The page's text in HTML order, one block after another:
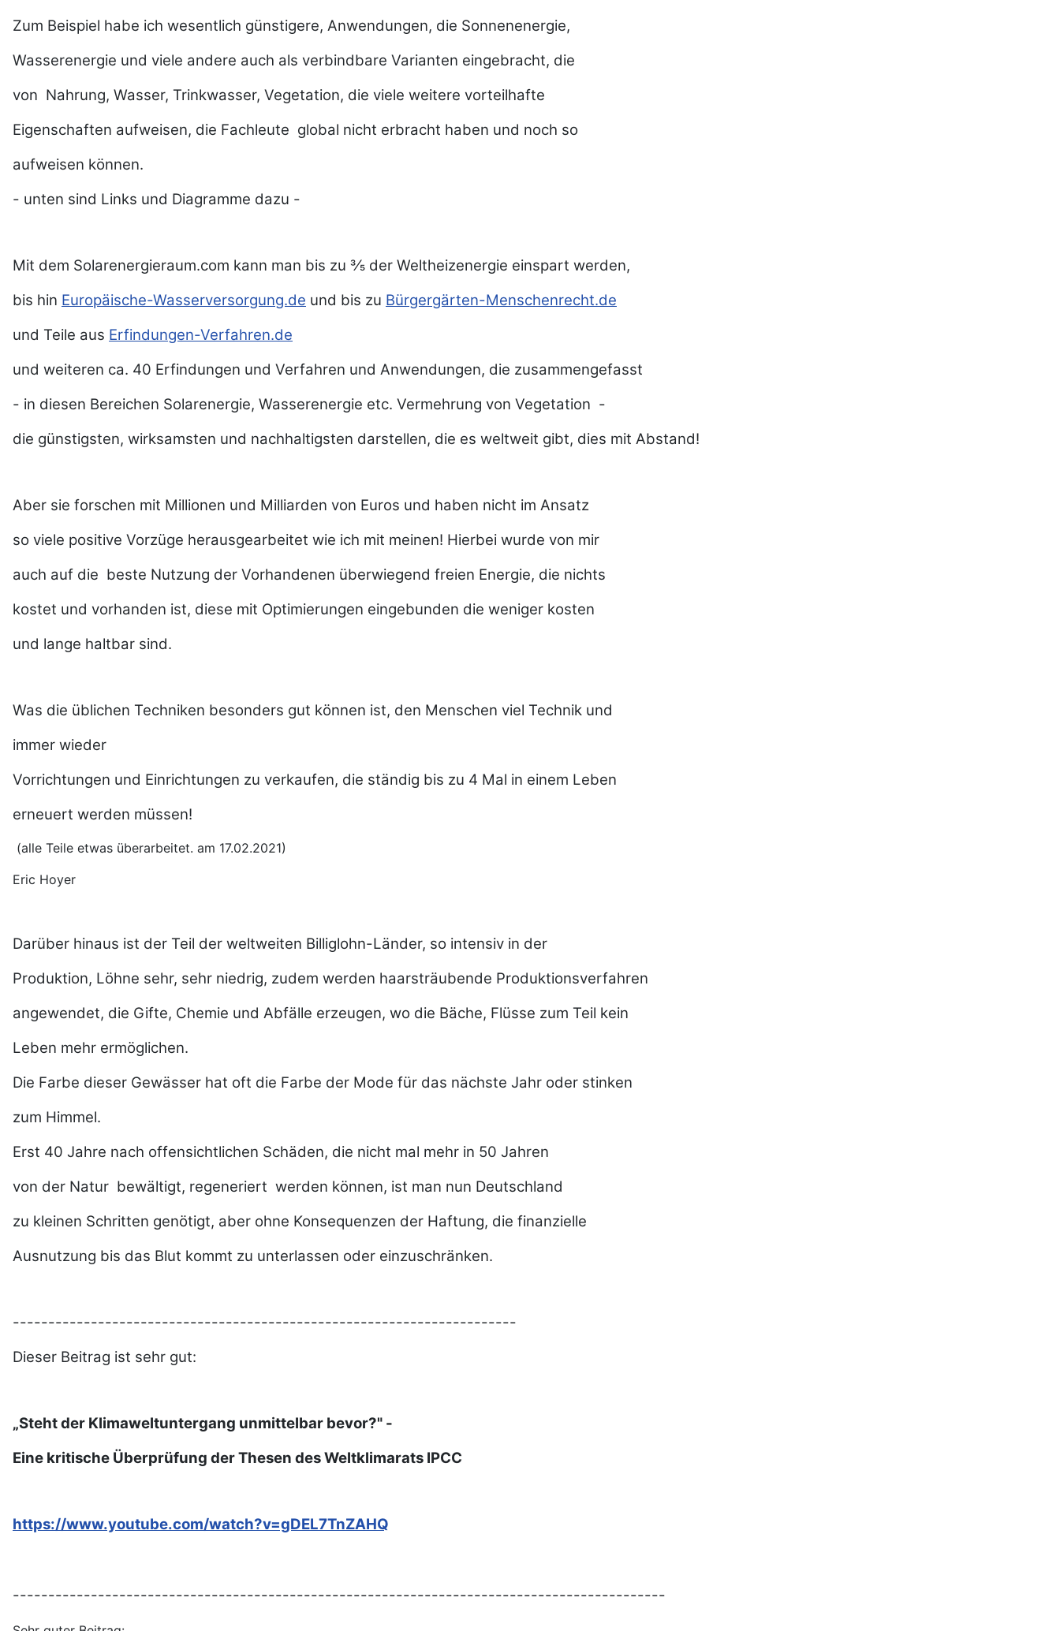
Zum Beispiel habe ich wesentlich günstigere, Anwendungen, die Sonnenenergie,
Wasserenergie und viele andere auch als verbindbare Varianten eingebracht, die
von Nahrung, Wasser, Trinkwasser, Vegetation, die viele weitere vorteilhafte
Eigenschaften aufweisen, die Fachleute global nicht erbracht haben und noch so
aufweisen können.
- unten sind Links und Diagramme dazu -
Mit dem Solarenergieraum.com kann man bis zu 3⁄5 der Weltheizenergie einspart werden,
bis hin Europäische-Wasserversorgung.de und bis zu Bürgergärten-Menschenrecht.de
und Teile aus Erfindungen-Verfahren.de
und weiteren ca. 40 Erfindungen und Verfahren und Anwendungen, die zusammengefasst
- in diesen Bereichen Solarenergie, Wasserenergie etc. Vermehrung von Vegetation -
die günstigsten, wirksamsten und nachhaltigsten darstellen, die es weltweit gibt, dies mit Abstand!
Aber sie forschen mit Millionen und Milliarden von Euros und haben nicht im Ansatz
so viele positive Vorzüge herausgearbeitet wie ich mit meinen! Hierbei wurde von mir
auch auf die beste Nutzung der Vorhandenen überwiegend freien Energie, die nichts
kostet und vorhanden ist, diese mit Optimierungen eingebunden die weniger kosten
und lange haltbar sind.
Was die üblichen Techniken besonders gut können ist, den Menschen viel Technik und
immer wieder
Vorrichtungen und Einrichtungen zu verkaufen, die ständig bis zu 4 Mal in einem Leben
erneuert werden müssen!
(alle Teile etwas überarbeitet. am 17.02.2021)
Eric Hoyer
Darüber hinaus ist der Teil der weltweiten Billiglohn-Länder, so intensiv in der
Produktion, Löhne sehr, sehr niedrig, zudem werden haarsträubende Produktionsverfahren
angewendet, die Gifte, Chemie und Abfälle erzeugen, wo die Bäche, Flüsse zum Teil kein
Leben mehr ermöglichen.
Die Farbe dieser Gewässer hat oft die Farbe der Mode für das nächste Jahr oder stinken
zum Himmel.
Erst 40 Jahre nach offensichtlichen Schäden, die nicht mal mehr in 50 Jahren
von der Natur bewältigt, regeneriert werden können, ist man nun Deutschland
zu kleinen Schritten genötigt, aber ohne Konsequenzen der Haftung, die finanzielle
Ausnutzung bis das Blut kommt zu unterlassen oder einzuschränken.
-----------------------------------------------------------------------
Dieser Beitrag ist sehr gut:
„Steht der Klimaweltuntergang unmittelbar bevor?" -
Eine kritische Überprüfung der Thesen des Weltklimarats IPCC
https://www.youtube.com/watch?v=gDEL7TnZAHQ
--------------------------------------------------------------------------------------------